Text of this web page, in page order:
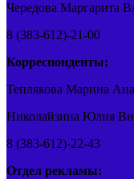
Чередова Маргарита
8 (383-612)-21-00
Корреспонденты:
Теплякова Марина
Николайзина Юлия
8 (383-612)-22-43
Отдел рекламы: